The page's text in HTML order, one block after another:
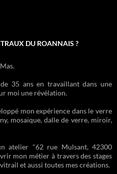
DU ROANNAIS ?
35 ans en travaillant dans une
moi une révélation.
mon expérience dans le verre
mosaïque, dalle de verre, miroir,
atelier "62 rue Mulsant, 42300
mon métier à travers des stages
et aussi toutes mes créations.